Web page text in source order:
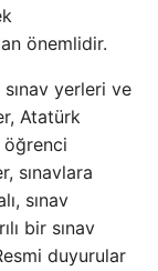
önemlidir.
yerleri ve
Atatürk
öğrenci
sınavlara
sınav
bir sınav
duyurular